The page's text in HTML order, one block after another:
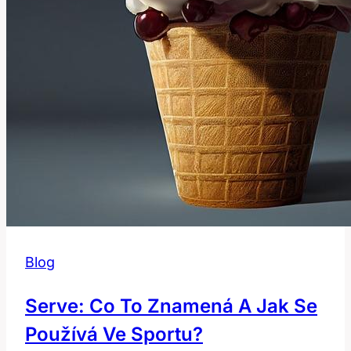
Blog
Serve: Co To Znamená A Jak Se
Používá Ve Sportu?